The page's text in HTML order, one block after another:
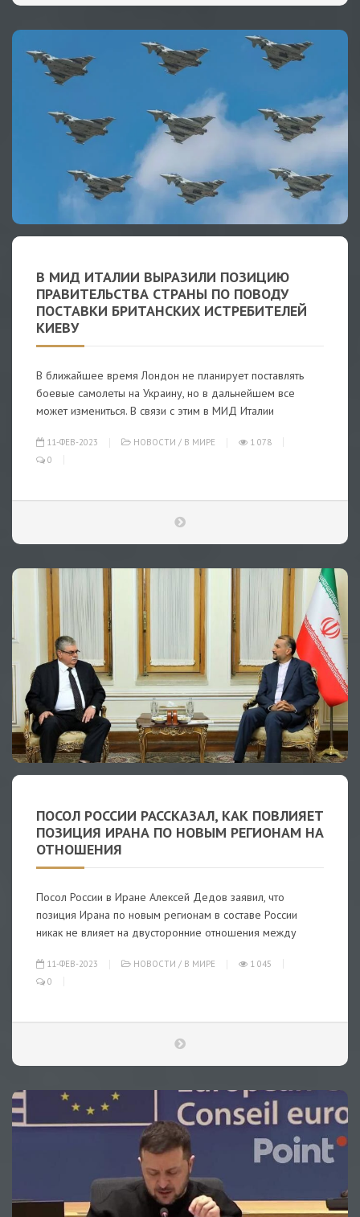
В МИД ИТАЛИИ ВЫРАЗИЛИ ПОЗИЦИЮ
ПРАВИТЕЛЬСТВА СТРАНЫ ПО ПОВОДУ
ПОСТАВКИ БРИТАНСКИХ ИСТРЕБИТЕЛЕЙ
КИЕВУ
В ближайшее время Лондон не планирует поставлять
боевые самолеты на Украину, но в дальнейшем все
может измениться. В связи с этим в МИД Италии
11-ФЕВ-2023 НОВОСТИ / В МИРЕ
1 078
0
ПОСОЛ РОССИИ РАССКАЗАЛ, КАК ПОВЛИЯЕТ
ПОЗИЦИЯ ИРАНА ПО НОВЫМ РЕГИОНАМ НА
ОТНОШЕНИЯ
Посол России в Иране Алексей Дедов заявил, что
позиция Ирана по новым регионам в составе России
никак не влияет на двусторонние отношения между
11-ФЕВ-2023 НОВОСТИ / В МИРЕ
1 045
0